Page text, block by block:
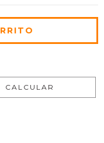
CALCULAR